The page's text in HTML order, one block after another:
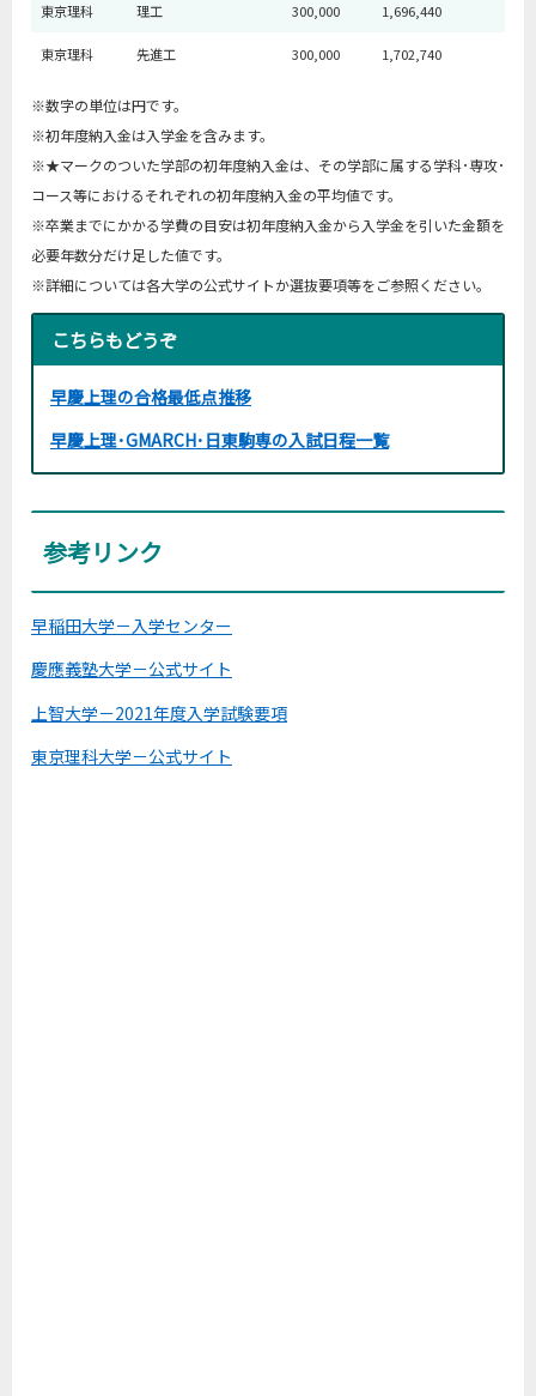
東京理科 理工 300,000 1,696,440
東京理科 先進工 300,000 1,702,740
※数字の単位は円です。
※初年度納入金は入学金を含みます。
※★マークのついた学部の初年度納入金は、その学部に属する学科･専攻･
コース等におけるそれぞれの初年度納入金の平均値です。
※卒業までにかかる学費の目安は初年度納入金から入学金を引いた金額を
必要年数分だけ足した値です。
※詳細については各大学の公式サイトか選抜要項等をご参照ください。
こちらもどうぞ
早慶上理の合格最低点推移
早慶上理･GMARCH･日東駒専の入試日程一覧
参考リンク
早稲田大学－入学センター
慶應義塾大学－公式サイト
上智大学－2021年度入学試験要項
東京理科大学－公式サイト